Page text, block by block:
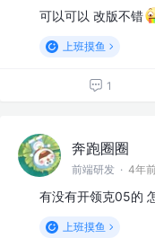
可以可以 改版不错
上班摸鱼
1
奔跑圈圈
前端研发 · 4年
有没有开领克05的
上班摸鱼